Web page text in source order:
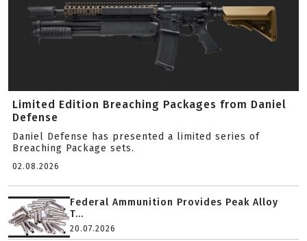
Limited Edition Breaching Packages from Daniel
Defense
Daniel Defense has presented a limited series of
Breaching Package sets.
02.08.2026
Federal Ammunition Provides Peak Alloy
T...
20.07.2026